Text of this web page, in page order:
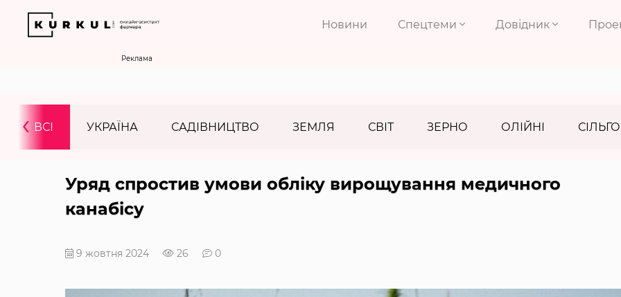
Новини Спецтеми Довідник
Реклама
ВСІ УКРАЇНА САДІВНИЦТВО ЗЕМЛЯ СВІТ ЗЕРНО ОЛІЙНІ
‹
Уряд спростив умови обліку вирощування медичного
канабісу
9 жовтня 2024 26 0